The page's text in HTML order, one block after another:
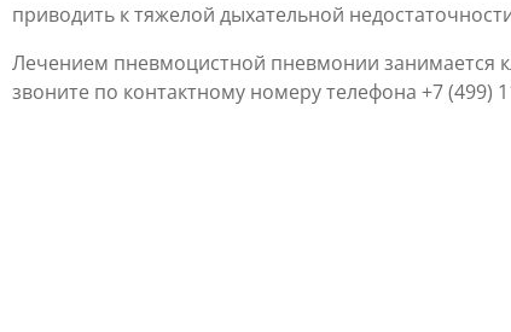
приводить к тяжелой дыхательной
Лечением пневмоцистной пневмонии занимается
звоните по контактному номеру телефона +7 (499)